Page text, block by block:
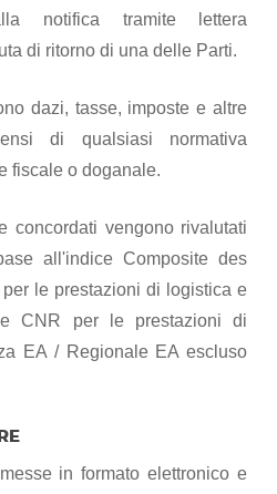
notifica tramite lettera
di ritorno di una delle Parti.
dazi, tasse, imposte e altre
di qualsiasi normativa
fiscale o doganale.
concordati vengono rivalutati
all'indice Composite des
le prestazioni di logistica e
CNR per le prestazioni di
EA / Regionale EA escluso
in formato elettronico e